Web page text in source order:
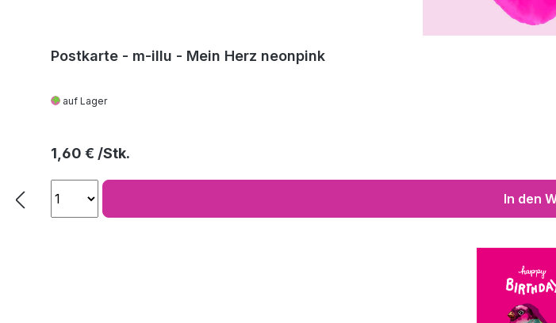
Postkarte - m-illu - Mein Herz neonpink
auf Lager
Regulärer Preis:
1,60 €
In den